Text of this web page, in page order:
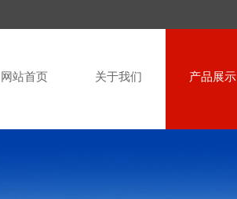
网站首页 关于我们 产品展示